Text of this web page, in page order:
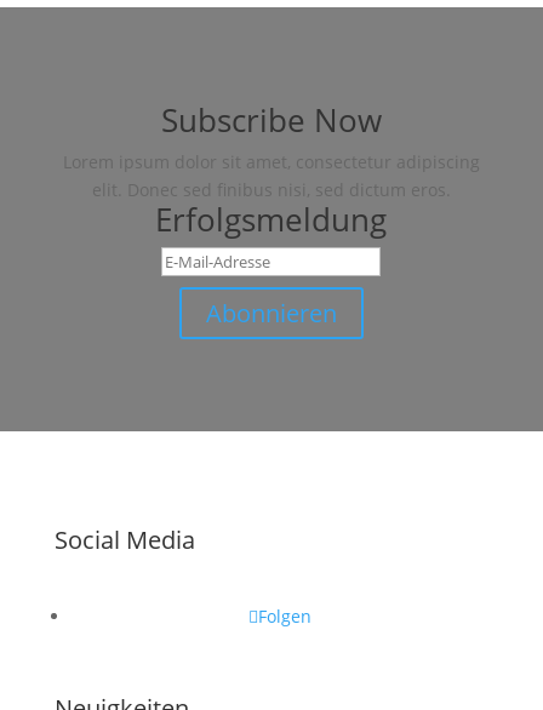
Subscribe Now
Lorem ipsum dolor sit amet, consectetur adipiscing
elit. Donec sed finibus nisi, sed dictum eros.
Erfolgsmeldung
Abonnieren
Social Media
Folgen